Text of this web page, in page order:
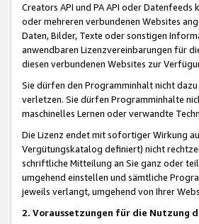
Creators API und PA API oder
oder mehreren verbundenen Websites
Daten, Bilder, Texte oder sonstigen
anwendbaren Lizenzvereinbarungen für
diesen verbundenen Websites zur
Sie dürfen den Programminhalt nicht
verletzen. Sie dürfen Programminhalte
maschinelles Lernen oder verwandte
Die Lizenz endet mit sofortiger Wirkung
Vergütungskatalog definiert) nicht
schriftliche Mitteilung an Sie ganz oder
umgehend einstellen und sämtliche
jeweils verlangt, umgehend von Ihrer
2. Voraussetzungen für die Nutzung